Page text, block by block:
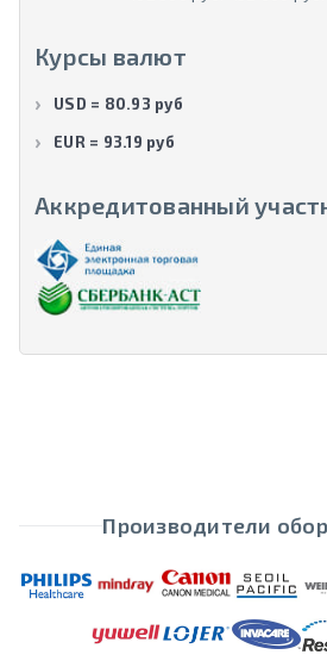
Курсы валют
USD = 80.93 руб
EUR = 93.19 руб
Аккредитованный
Производители